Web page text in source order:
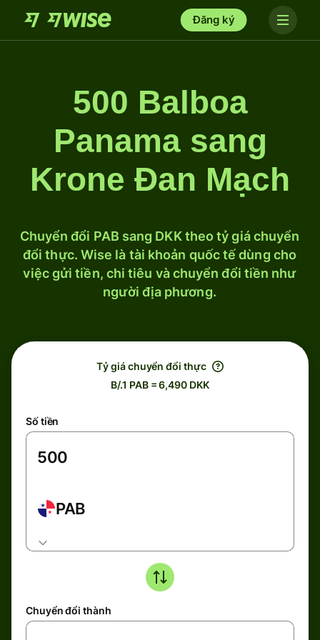
Đăng ký
500 Balboa
Panama sang
Krone Đan Mạch
Chuyển đổi PAB sang DKK theo tỷ giá chuyển
đổi thực. Wise là tài khoản quốc tế dùng cho
việc gửi tiền, chi tiêu và chuyển đổi tiền như
người địa phương.
Tỷ giá chuyển đổi thực
B/.1 PAB = 6,490 DKK
Số tiền
PAB
Chuyển đổi thành